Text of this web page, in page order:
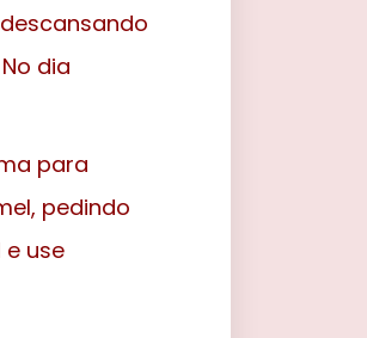
dia
para
pedindo
use